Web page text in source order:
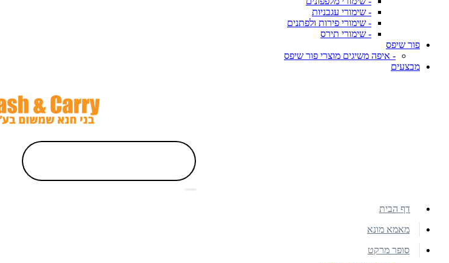
- שימורי עגבניות
- שימורי פירות ולפתנים
- שימורי תירס
פור שיפס
- איפה משיגים מוצרי פור שיפס
מבצעים
דף הבית
מאמא מונא
סופר מרקט